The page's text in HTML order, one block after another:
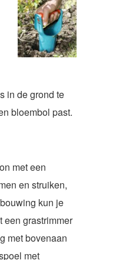
in de grond te
bloembol past.
met een
en struiken,
kun je
een grastrimmer
met bovenaan
met